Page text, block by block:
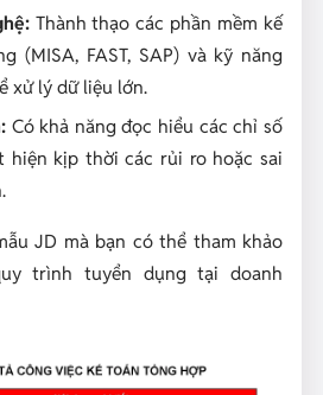
Thành thạo các phần mềm kế
(MISA, FAST, SAP) và kỹ năng
xử lý dữ liệu lớn.
Có khả năng đọc hiểu các chỉ số
hiện kịp thời các rủi ro hoặc sai
JD mà bạn có thể tham khảo
trình tuyển dụng tại doanh